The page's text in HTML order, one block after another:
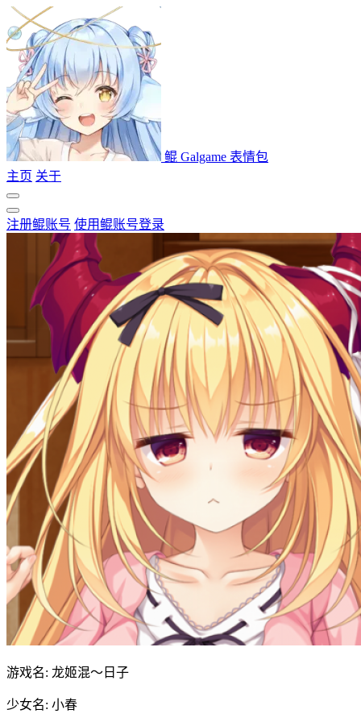
鲲 Galgame 表情包
主页 关于
注册鲲账号 使用鲲账号登录
游戏名: 龙姬混～日子
少女名: 小春